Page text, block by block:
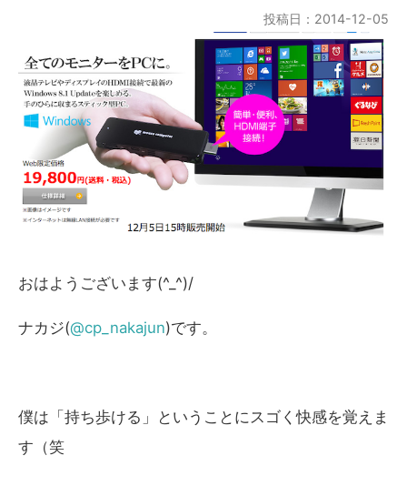
投稿日：2014-12-05
おはようございます(^_^)/
ナカジ(@cp_nakajun)です。
僕は「持ち歩ける」ということにスゴく快感を覚えま
す（笑